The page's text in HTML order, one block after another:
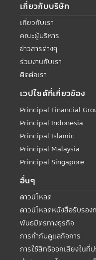
เกี่ยวกับบริษัท
เกี่ยวกับเรา
คณะผู้บริหาร
ข่าวสารต่างๆ
ร่วมงานกับเรา
ติดต่อเรา
เวปไซด์ที่เกี่ยวข้อง
Principal Financial
Principal Indonesia
Principal Islamic
Principal Malaysia
Principal Singapore
อื่นๆ
ดาวน์โหลด
ดาวน์โหลดหนังสือรับรอ
พันธมิตรทางธุรกิจ
การกำกับดูแลกิจการ
การใช้สิทธิออกเสียงในที่